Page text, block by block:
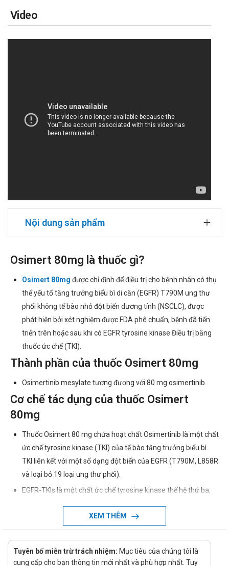
Video
Nội dung sản phẩm
Osimert 80mg là thuốc gì?
Osimert 80mg được chỉ định để điều trị cho bệnh nhân có thụ
thể yếu tố tăng trưởng biểu bì di căn (EGFR) T790M ung thư
phổi không tế bào nhỏ đột biến dương tính (NSCLC), được
phát hiện bởi xét nghiệm được FDA phê chuẩn, bệnh đã tiến
triển trên hoặc sau khi có EGFR tyrosine kinase Điều trị bằng
thuốc ức chế (TKI).
Thành phần của thuốc Osimert 80mg
Osimertinib mesylate tương đương với 80 mg osimertinib.
Cơ chế tác dụng của thuốc Osimert
80mg
Thuốc Osimert 80 mg chứa hoạt chất Osimertinib là một chất
ức chế tyrosine kinase (TKI) của tế bào tăng trưởng biểu bì.
TKI liên kết với một số dạng đột biến của EGFR (T790M, L858R
và loại bỏ 19 loại ung thư phổi).
EGFR-TKIs là một chất ức chế tyrosine kinase thế hệ thứ ba,
hoạt động liên kết ATP với EGFR và dẫn đến tiên lượng xấu
Hơn nữa, osimertinib đã được chứng minh là dự phòng EGFR
loại hoang dã trong quá trình trị liệu. Vì vậy thuốc làm giảm sự
XEM THÊM
Tuyên bố miễn trừ trách nhiệm: Mục tiêu của chúng tôi là
cung cấp cho bạn thông tin mới nhất và phù hợp nhất. Tuy